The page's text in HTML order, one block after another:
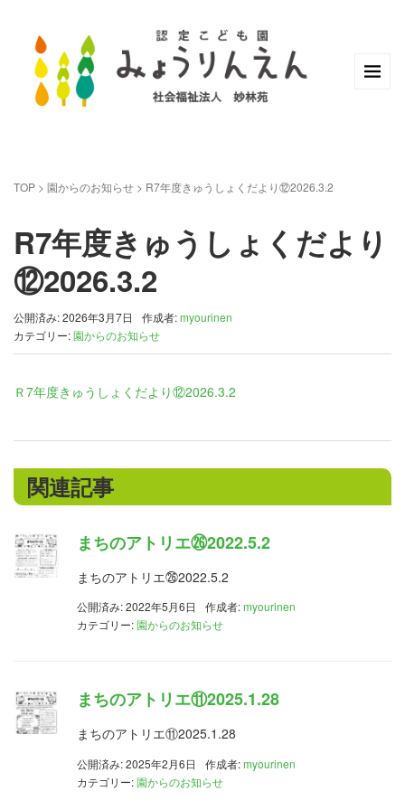
TOP > 園からのお知らせ > R7年度きゅうしょくだより⑫2026.3.2
R7年度きゅうしょくだより
⑫2026.3.2
公開済み: 2026年3月7日 作成者:myourinen
カテゴリー:園からのお知らせ
Ｒ7年度きゅうしょくだより⑫2026.3.2
関連記事
まちのアトリエ㉖2022.5.2
まちのアトリエ㉖2022.5.2
公開済み: 2022年5月6日 作成者:myourinen
カテゴリー:園からのお知らせ
まちのアトリエ⑪2025.1.28
まちのアトリエ⑪2025.1.28
公開済み: 2025年2月6日 作成者:myourinen
カテゴリー:園からのお知らせ